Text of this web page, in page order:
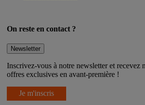
On reste en contact ?
Newsletter
Inscrivez-vous à notre newsletter et recevez
offres exclusives en avant-première !
Je m'inscris